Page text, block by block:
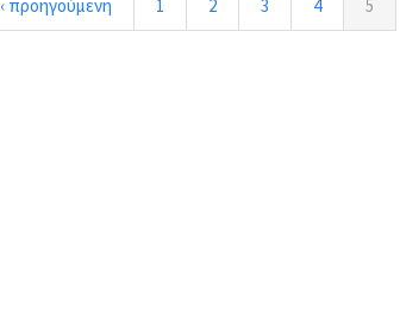
‹ προηγούμενη 1 2 3 4 5